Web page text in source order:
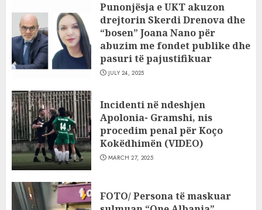
Punonjësja e UKT akuzon
drejtorin Skerdi Drenova dhe
“bosen” Joana Nano për
abuzim me fondet publike dhe
pasuri të pajustifikuar
JULY 24, 2025
Incidenti në ndeshjen
Apolonia- Gramshi, nis
procedim penal për Koço
Kokëdhimën (VIDEO)
MARCH 27, 2025
FOTO/ Persona të maskuar